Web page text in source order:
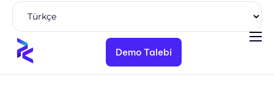
Ürünler
Demo Talebi